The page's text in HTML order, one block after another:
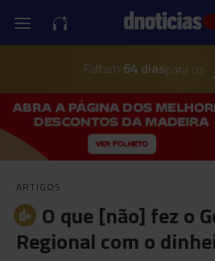
Faltam 64 diaspara os
ARTIGOS
O que [não] fez o
Regional com o